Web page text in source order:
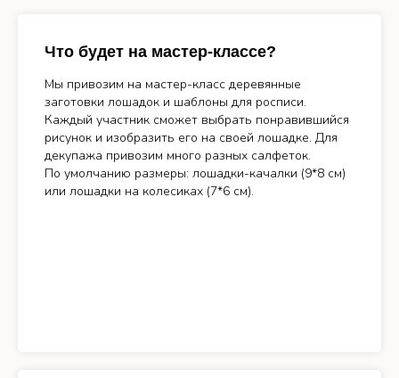
Что будет на мастер-классе?
Мы привозим на мастер-класс деревянные
заготовки лошадок и шаблоны для росписи.
Каждый участник сможет выбрать понравившийся
рисунок и изобразить его на своей лошадке. Для
декупажа привозим много разных салфеток.
По умолчанию размеры: лошадки-качалки (9*8 см)
или лошадки на колесиках (7*6 см).